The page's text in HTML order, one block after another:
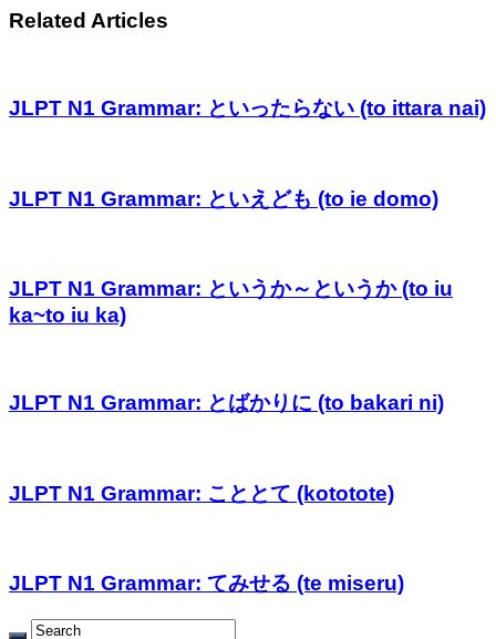
Related Articles
JLPT N1 Grammar: といったらない (to ittara nai)
JLPT N1 Grammar: といえども (to ie domo)
JLPT N1 Grammar: というか～というか (to iu
ka~to iu ka)
JLPT N1 Grammar: とばかりに (to bakari ni)
JLPT N1 Grammar: こととて (kototote)
JLPT N1 Grammar: てみせる (te miseru)